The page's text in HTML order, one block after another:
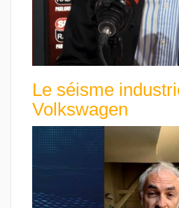
Le séisme
Volkswagen